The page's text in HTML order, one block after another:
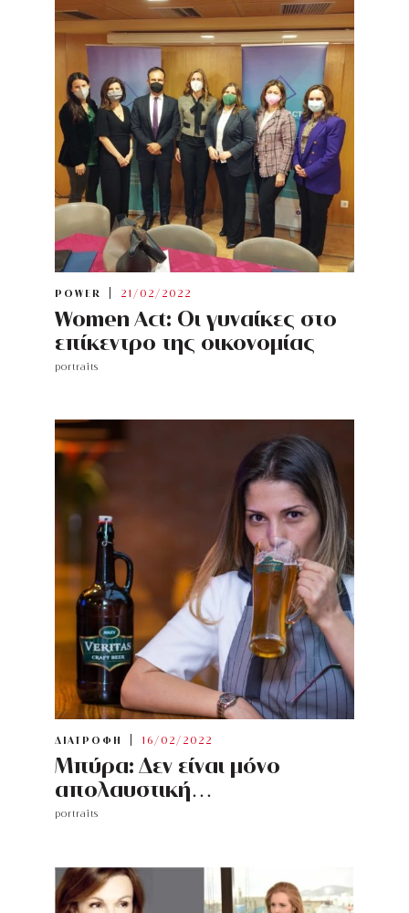
POWER 21/02/2022
Women Act: Οι γυναίκες στο
επίκεντρο της οικονομίας
portraits
ΔΙΑΤΡΟΦΗ 16/02/2022
Μπύρα: Δεν είναι μόνο
απολαυστική…
portraits